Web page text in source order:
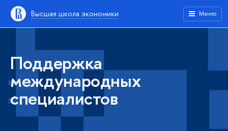
Высшая школа экономики Меню
Поддержка
международных
специалистов